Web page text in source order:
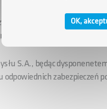
pomocy Spółka
Spółce odzyskanie
S.A., będąc
zabezpieczeń
OK,